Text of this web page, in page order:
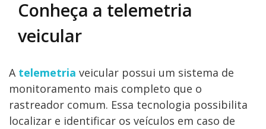
Conheça a telemetria
veicular
A telemetria veicular possui um sistema de
monitoramento mais completo que o
rastreador comum. Essa tecnologia possibilita
localizar e identificar os veículos em caso de